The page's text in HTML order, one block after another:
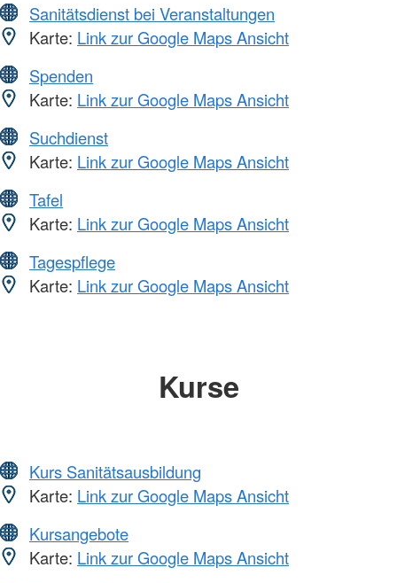
Sanitätsdienst bei Veranstaltungen
Karte: Link zur Google Maps Ansicht
Spenden
Karte: Link zur Google Maps Ansicht
Suchdienst
Karte: Link zur Google Maps Ansicht
Tafel
Karte: Link zur Google Maps Ansicht
Tagespflege
Karte: Link zur Google Maps Ansicht
Kurse
Kurs Sanitätsausbildung
Karte: Link zur Google Maps Ansicht
Kursangebote
Karte: Link zur Google Maps Ansicht